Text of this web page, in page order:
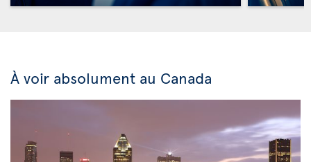
À voir absolument au Canada